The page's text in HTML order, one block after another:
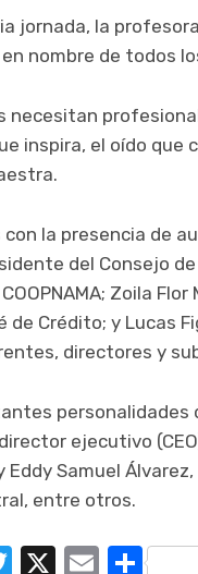
jornada, la
nombre de todos
necesitan
inspira, el oído que
la presencia de
del Consejo
Zoila
de Crédito; y Lucas
directores y
personalidades
ejecutivo
Eddy Samuel
entre otros.
Twitter
X Email